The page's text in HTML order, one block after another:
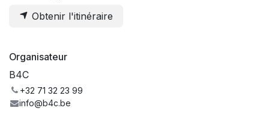
Obtenir l'itinéraire
Organisateur
B4C
+32 71 32 23 99
info@b4c.be